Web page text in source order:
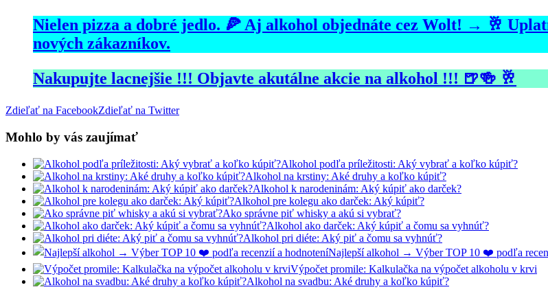
Nielen pizza a dobré jedlo. 🍕 Aj alkohol objednáte cez Wolt! → 🥂
nových zákazníkov.
Nakupujte lacnejšie !!! Objavte akutálne akcie na alkohol !!! 🍺🍻 🥂
Zdieľať na FacebookZdieľať na Twitter
Mohlo by vás zaujímať
Alkohol podľa príležitosti: Aký vybrať a koľko kúpiť?
Alkohol na krstiny: Aké druhy a koľko kúpiť?
Alkohol k narodeninám: Aký kúpiť ako darček?
Alkohol pre kolegu ako darček: Aký kúpiť?
Ako správne piť whisky a akú si vybrať?
Alkohol ako darček: Aký kúpiť a čomu sa vyhnúť?
Alkohol pri diéte: Aký piť a čomu sa vyhnúť?
Najlepší alkohol → Výber TOP 10 ❤️ podľa
Výpočet promile: Kalkulačka na výpočet alkoholu v krvi
Alkohol na svadbu: Aké druhy a koľko kúpiť?